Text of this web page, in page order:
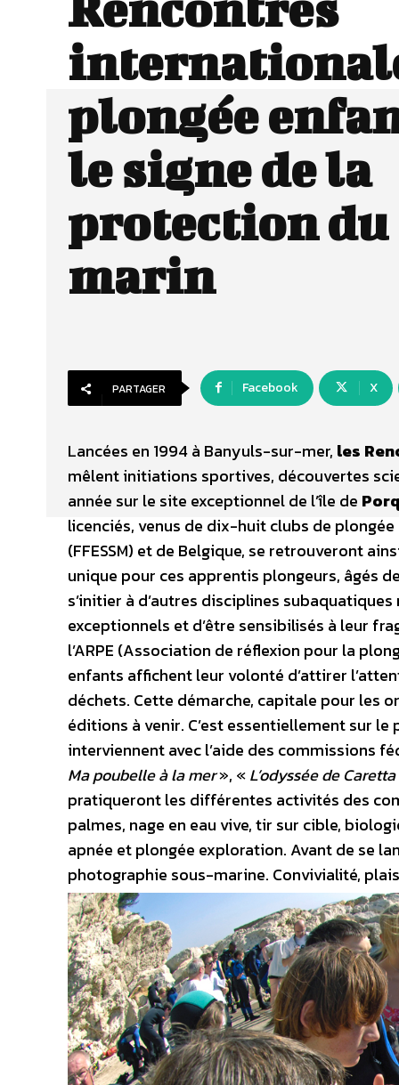
plongée
le signe de la
protection
marin
PARTAGER Facebook X
Lancées en 1994 à Banyuls-sur-mer, les
mêlent initiations sportives, découvertes
année sur le site exceptionnel de l’île de
licenciés, venus de dix-huit clubs de
(FFESSM) et de Belgique, se retrouveront
unique pour ces apprentis plongeurs, âgés
s’initier à d’autres disciplines
exceptionnels et d’être sensibilisés à leur
l’ARPE (Association de réflexion pour la
enfants affichent leur volonté d’attirer
déchets. Cette démarche, capitale pour les
éditions à venir. C’est essentiellement sur le
interviennent avec l’aide des commissions
Ma poubelle à la mer», «L’odyssée de Caretta
pratiqueront les différentes activités des
palmes, nage en eau vive, tir sur cible,
apnée et plongée exploration. Avant de se
photographie sous-marine. Convivialité,